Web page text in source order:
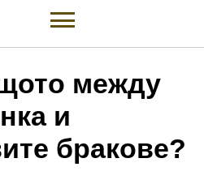
между
и
бракове?